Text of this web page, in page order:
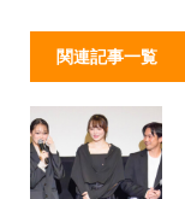
関連記事一覧